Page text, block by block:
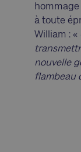
à toute
William : «
nouvelle
flambeau